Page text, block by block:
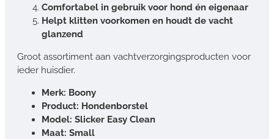
Comfortabel in gebruik voor hond én eigenaar
Helpt klitten voorkomen en houdt de vacht
glanzend
Groot assortiment aan vachtverzorgingsproducten voor
ieder huisdier.
Merk: Boony
Product: Hondenborstel
Model: Slicker Easy Clean
Maat: Small